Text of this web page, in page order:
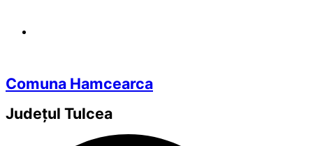
Comuna Hamcearca
Județul Tulcea